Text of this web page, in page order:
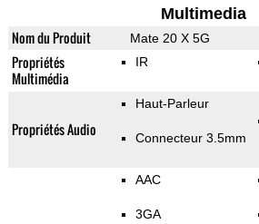
Multimedia
Nom du Produit Mate 20 X 5G
Propriétés
Multimédia
IR
Propriétés Audio
Haut-Parleur
Connecteur 3.5mm
AAC
3GA